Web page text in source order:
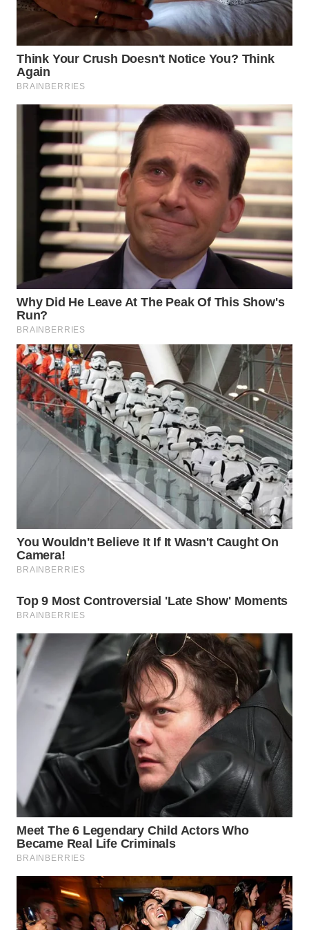
SIMALUNGUN
LABUHANBATU
WN
TAPANULI
TENGAH
WN DELI
SERDANG
WN
TEBING
TINGGI
WN
PAKPAK
WN
KARAWANG
WN
BEKASI
DEPOK
WN
UTARA
WN
SAMOSIR
WN
SUMEDANG
WN
CIANJUR
WN
SERIBU
WN